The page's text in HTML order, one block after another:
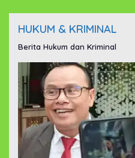
HUKUM & KRIMINAL
Berita Hukum dan Kriminal